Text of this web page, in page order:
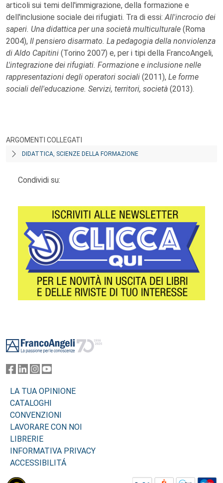
articoli sui temi dell'immigrazione, della formazione e
dell'inclusione sociale dei rifugiati. Tra di essi:All'incrocio dei
saperi. Una didattica per una società multiculturale (Roma
2004), Il pensiero disarmato. La pedagogia della nonviolenza
di Aldo Capitini (Torino 2007) e, per i tipi della FrancoAngeli,
L'integrazione dei rifugiati. Formazione e inclusione nelle
rappresentazioni degli operatori sociali (2011), Le forme
sociali dell'educazione. Servizi, territori, società (2013).
ARGOMENTI COLLEGATI
DIDATTICA, SCIENZE DELLA FORMAZIONE
Condividi su:
LA TUA OPINIONE
CATALOGHI
CONVENZIONI
LAVORARE CON NOI
LIBRERIE
INFORMATIVA PRIVACY
ACCESSIBILITÁ